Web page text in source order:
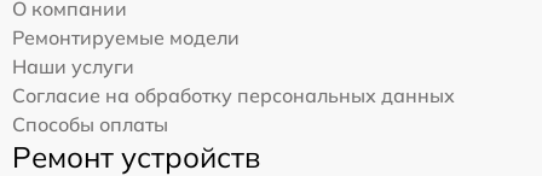
О компании
Ремонтируемые модели
Наши услуги
Согласие на обработку персональных данных
Способы оплаты
Ремонт устройств